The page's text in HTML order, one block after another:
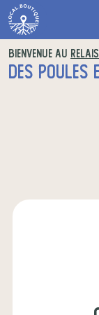
BIENVENUE AU
DES POULES